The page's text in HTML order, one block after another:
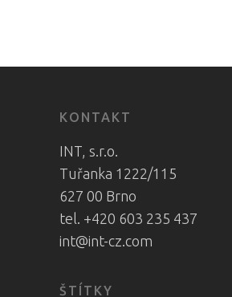
KONTAKT
INT, s.r.o.
Tuřanka 1222/115
627 00 Brno
tel. +420 603 235 437
int@int-cz.com
ŠTÍTKY